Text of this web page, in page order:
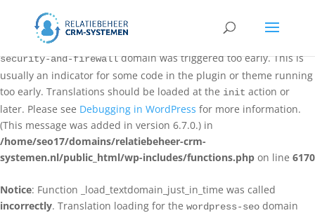
: Function _load_textdomain_just_in_time was called
incorrectly. Translation loading for the
security-and-firewalldomain was triggered too early. This is
usually an indicator for some code in the plugin or theme running
too early. Translations should be loaded at the init action or
later. Please see Debugging in WordPress for more information.
(This message was added in version 6.7.0.) in
/home/seo17/domains/relatiebeheer-crm-
systemen.nl/public_html/wp-includes/functions.php on line 6170
Notice: Function _load_textdomain_just_in_time was called
incorrectly. Translation loading for the wordpress-seo domain